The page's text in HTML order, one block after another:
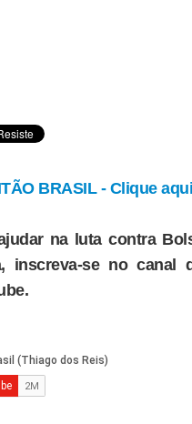
BRASIL - Clique
na luta contra
inscreva-se no canal